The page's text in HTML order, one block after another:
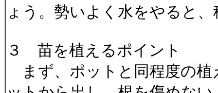
ょう。勢いよく水をやると
３ 苗を植えるポイント
まず、ポットと同程度の植